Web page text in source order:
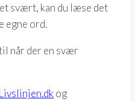
svært, kan du læse det
egne ord.
når der en svær
Livslinjen.dk og